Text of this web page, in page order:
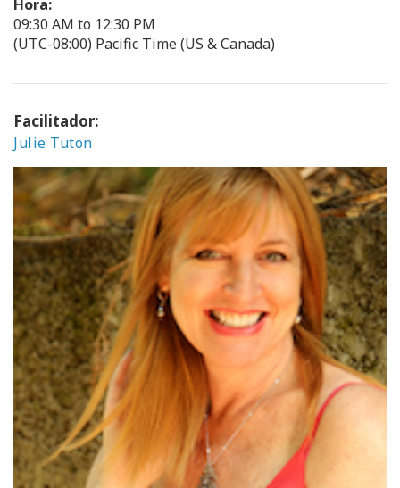
Hora:
09:30 AM to 12:30 PM
(UTC-08:00) Pacific Time (US & Canada)
Facilitador:
Julie Tuton